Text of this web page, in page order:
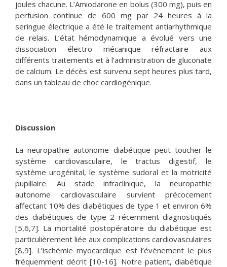
joules chacune. L’Amiodarone en bolus (300 mg), puis en
perfusion continue de 600 mg par 24 heures à la
seringue électrique a été le traitement antiarhythmique
de relais. L’état hémodynamique a évolué vers une
dissociation électro mécanique réfractaire aux
différents traitements et à l’administration de gluconate
de calcium. Le décès est survenu sept heures plus tard,
dans un tableau de choc cardiogénique.
Discussion
La neuropathie autonome diabétique peut toucher le
système cardiovasculaire, le tractus digestif, le
système urogénital, le système sudoral et la motricité
pupillaire. Au stade infraclinique, la neuropathie
autonome cardiovasculaire survient précocement
affectant 10% des diabétiques de type 1 et environ 6%
des diabétiques de type 2 récemment diagnostiqués
[5,6,7]. La mortalité postopératoire du diabétique est
particulièrement liée aux complications cardiovasculaires
[8,9]. L’ischémie myocardique est l’évènement le plus
fréquemment décrit [10-16]. Notre patient, diabétique